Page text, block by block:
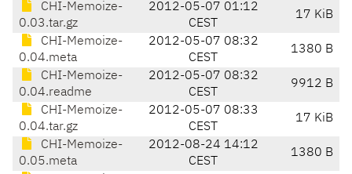
CHI-Memoize-
0.03.tar.gz
2012-05-07 01:12
CEST
17 KiB
CHI-Memoize-
0.04.meta
2012-05-07 08:32
CEST
1380 B
CHI-Memoize-
0.04.readme
2012-05-07 08:32
CEST
9912 B
CHI-Memoize-
0.04.tar.gz
2012-05-07 08:33
CEST
17 KiB
CHI-Memoize-
0.05.meta
2012-08-24 14:12
CEST
1380 B